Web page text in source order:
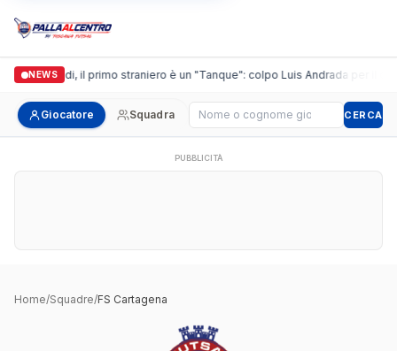
NEWS
Casalguidi, il primo straniero è un "Tanque": colpo Luis Andrada per il
Giocatore Squadra Cerca giocatore CERCA
PUBBLICITÀ
Home/Squadre/FS Cartagena